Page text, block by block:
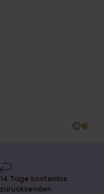
14 Tage kostenlos
zurücksenden